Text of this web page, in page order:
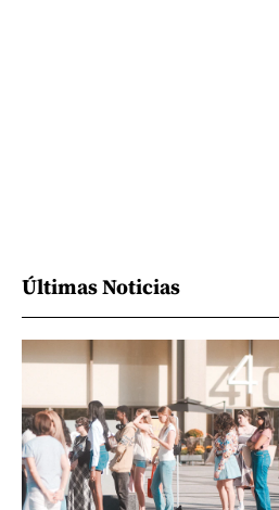
Últimas Noticias